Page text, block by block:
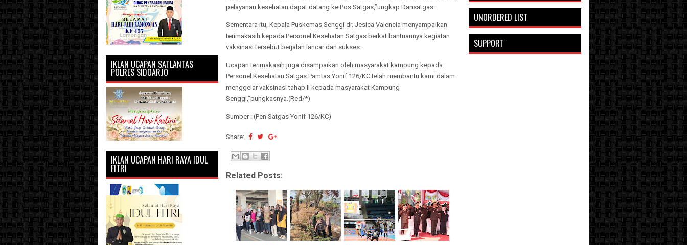
pelayanan kesehatan dapat datang ke Pos Satgas,”ungkap Dansatgas.
Sementara itu, Kepala Puskemas Senggi dr. Jesica Valencia menyampaikan
terimakasih kepada Personel Kesehatan Satgas berkat bantuannya kegiatan
vaksinasi tersebut berjalan lancar dan sukses.
Ucapan terimakasih juga disampaikan oleh masyarakat kampung kepada
Personel Kesehatan Satgas Pamtas Yonif 126/KC telah membantu kami dalam
menggelar vaksinasi tahap II kepada masyarakat Kampung
Senggi,"pungkasnya.(Red/*)
Sumber : (Pen Satgas Yonif 126/KC)
Share:
Related Posts:
IKLAN UCAPAN SATLANTAS
POLRES SIDOARJO
IKLAN UCAPAN HARI RAYA IDUL
FITRI
UNORDERED LIST
SUPPORT